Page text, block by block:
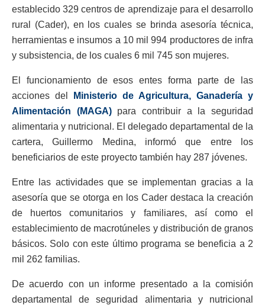
establecido 329 centros de aprendizaje para el desarrollo
rural (Cader), en los cuales se brinda asesoría técnica,
herramientas e insumos a 10 mil 994 productores de infra
y subsistencia, de los cuales 6 mil 745 son mujeres.
El funcionamiento de esos entes forma parte de las
acciones del
Ministerio de Agricultura, Ganadería y
Alimentación (MAGA)para contribuir a la seguridad
alimentaria y nutricional. El delegado departamental de la
cartera, Guillermo Medina, informó que entre los
beneficiarios de este proyecto también hay 287 jóvenes.
Entre las actividades que se implementan gracias a la
asesoría que se otorga en los Cader destaca la creación
de huertos comunitarios y familiares, así como el
establecimiento de macrotúneles y distribución de granos
básicos. Solo con este último programa se beneficia a 2
mil 262 familias.
De acuerdo con un informe presentado a la comisión
departamental de seguridad alimentaria y nutricional